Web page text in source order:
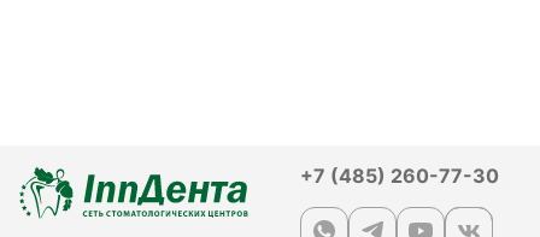
+7 (485) 260-77-30